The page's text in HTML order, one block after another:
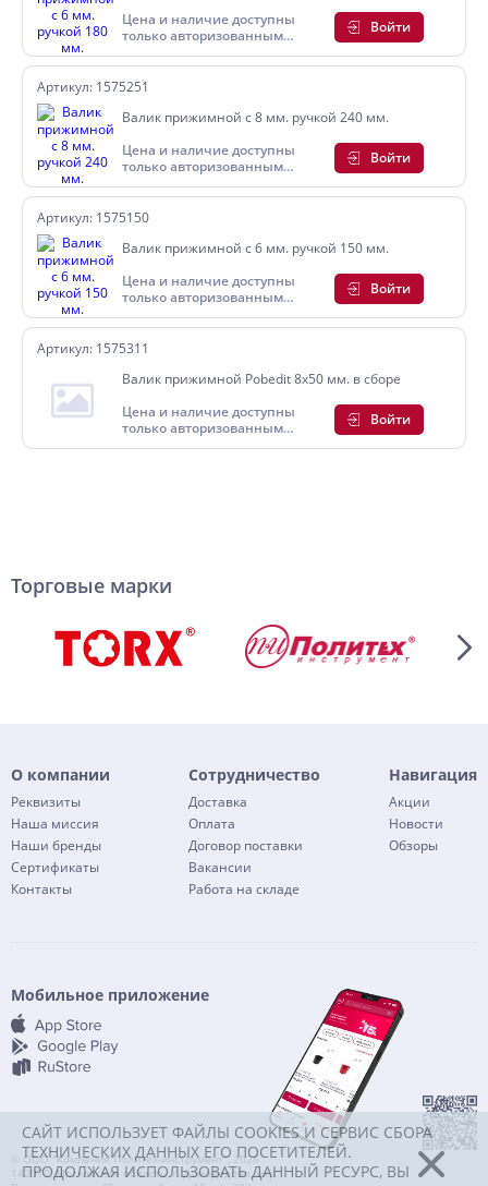
Цена и наличие доступны
только авторизованным
пользователям
Войти
Артикул: 1575251
Валик прижимной с 8 мм. ручкой 240 мм.
Цена и наличие доступны
только авторизованным
пользователям
Войти
Артикул: 1575150
Валик прижимной с 6 мм. ручкой 150 мм.
Цена и наличие доступны
только авторизованным
пользователям
Войти
Артикул: 1575311
Валик прижимной Pobedit 8x50 мм. в сборе
Цена и наличие доступны
только авторизованным
пользователям
Войти
Торговые марки
О компании
Реквизиты
Наша миссия
Наши бренды
Сертификаты
Контакты
Сотрудничество
Доставка
Оплата
Договор поставки
Вакансии
Работа на складе
Навигация
Акции
Новости
Обзоры
Мобильное приложение
© ООО "Компания Политех-инструмент", 2026
142072, Московская область, г. Домодедово, мкр.
САЙТ ИСПОЛЬЗУЕТ ФАЙЛЫ COOKIES И СЕРВИС СБОРА
ТЕХНИЧЕСКИХ ДАННЫХ ЕГО ПОСЕТИТЕЛЕЙ.
ПРОДОЛЖАЯ ИСПОЛЬЗОВАТЬ ДАННЫЙ РЕСУРС, ВЫ